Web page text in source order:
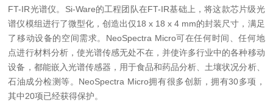
FT-IR光谱仪。Si-Ware的工程团队在FT-IR基础上，将这款芯片级光
谱仪模组进行了微型化，创造出仅18 x 18 x 4 mm的封装尺寸，满足
了移动设备的空间需求。NeoSpectra Micro可在任何时间、任何地
点进行材料分析，使光谱传感无处不在，并使许多行业中的各种移动
设备，都能嵌入光谱传感器，用于食品和药品分析、土壤状况分析、
石油成分检测等。NeoSpectra Micro拥有很多创新，拥有30多项，
其中20项已经获得保护。